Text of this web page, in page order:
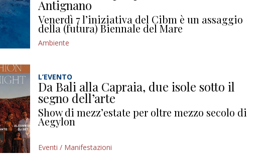
Antignano
Venerdì 7 l’iniziativa del Cibm è un assaggio
della (futura) Biennale del Mare
Ambiente
L’EVENTO
Da Bali alla Capraia, due isole sotto il
segno dell’arte
Show di mezz’estate per oltre mezzo secolo di
Aegylon
Eventi / Manifestazioni